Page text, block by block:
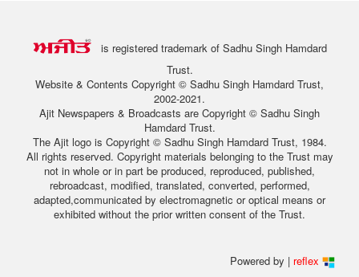
is registered trademark of Sadhu Singh Hamdard
Trust.
Website & Contents Copyright © Sadhu Singh Hamdard Trust,
2002-2021.
Ajit Newspapers & Broadcasts are Copyright © Sadhu Singh
Hamdard Trust.
The Ajit logo is Copyright © Sadhu Singh Hamdard Trust, 1984.
All rights reserved. Copyright materials belonging to the Trust may
not in whole or in part be produced, reproduced, published,
rebroadcast, modified, translated, converted, performed,
adapted,communicated by electromagnetic or optical means or
exhibited without the prior written consent of the Trust.
Powered by | reflex